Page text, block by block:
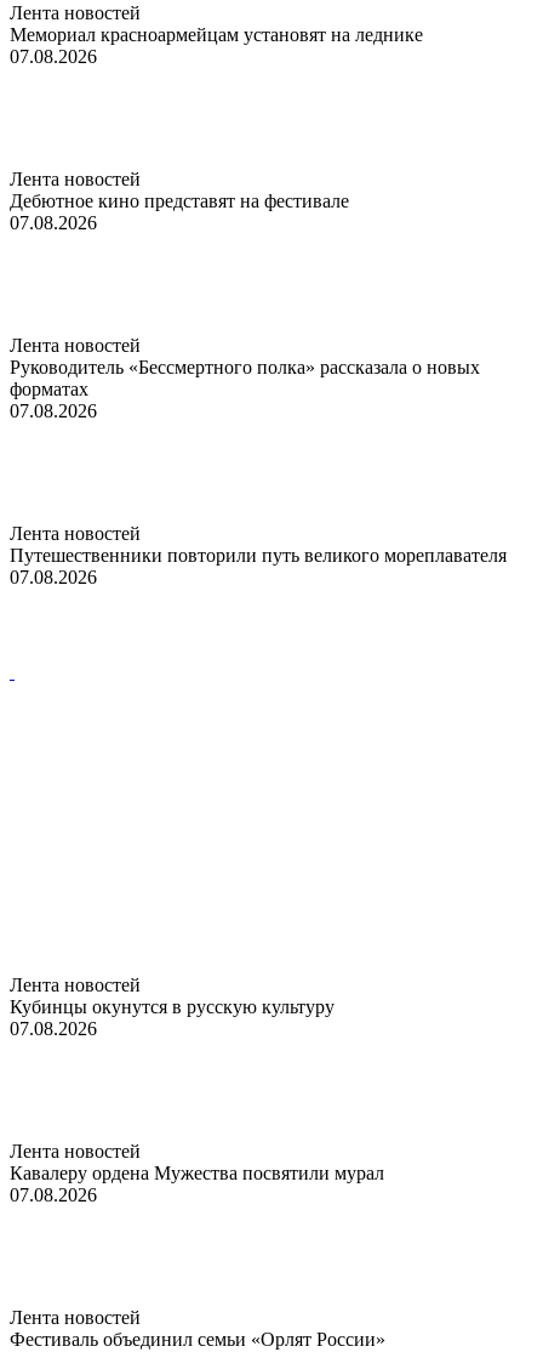
Лента новостей
Мемориал красноармейцам установят на леднике
07.08.2026
Лента новостей
Дебютное кино представят на фестивале
07.08.2026
Лента новостей
Руководитель «Бессмертного полка» рассказала о новых
форматах
07.08.2026
Лента новостей
Путешественники повторили путь великого мореплавателя
07.08.2026
Лента новостей
Кубинцы окунутся в русскую культуру
07.08.2026
Лента новостей
Кавалеру ордена Мужества посвятили мурал
07.08.2026
Лента новостей
Фестиваль объединил семьи «Орлят России»